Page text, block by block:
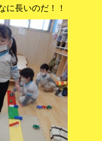
に長いのだ！！